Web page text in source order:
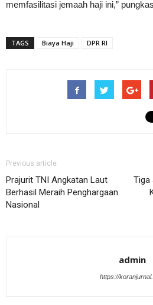
memfasilitasi jemaah haji ini,”
TAGS Biaya Haji DPR RI
Previous article
Prajurit TNI Angkatan Laut
Berhasil Meraih Penghargaan
Nasional
Tiga
admin
https://